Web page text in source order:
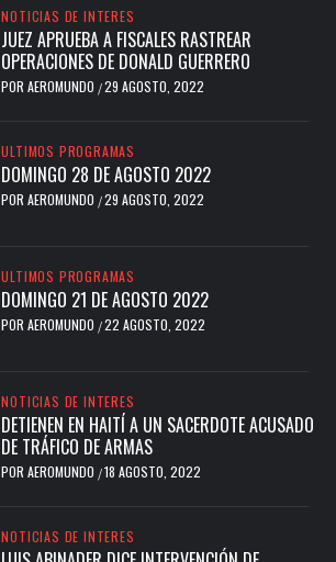
NOTICIAS DE INTERES
JUEZ APRUEBA A FISCALES RASTREAR
OPERACIONES DE DONALD GUERRERO
POR AEROMUNDO /29 AGOSTO, 2022
ULTIMOS PROGRAMAS
DOMINGO 28 DE AGOSTO 2022
POR AEROMUNDO /29 AGOSTO, 2022
ULTIMOS PROGRAMAS
DOMINGO 21 DE AGOSTO 2022
POR AEROMUNDO /22 AGOSTO, 2022
NOTICIAS DE INTERES
DETIENEN EN HAITÍ A UN SACERDOTE ACUSADO
DE TRÁFICO DE ARMAS
POR AEROMUNDO /18 AGOSTO, 2022
NOTICIAS DE INTERES